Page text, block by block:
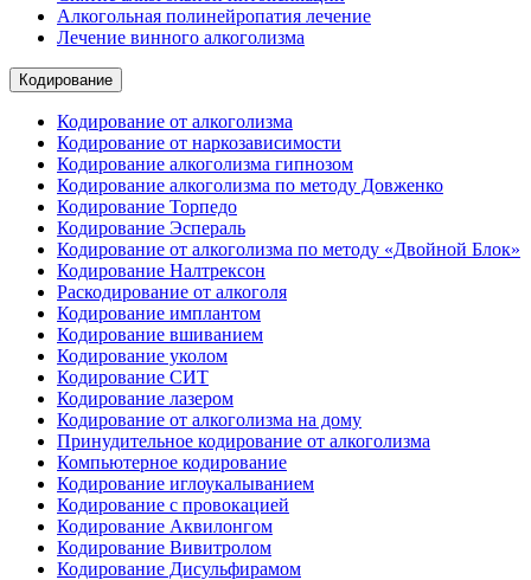
Алкогольная полинейропатия лечение
Лечение винного алкоголизма
Кодирование
Кодирование от алкоголизма
Кодирование от наркозависимости
Кодирование алкоголизма гипнозом
Кодирование алкоголизма по методу Довженко
Кодирование Торпедо
Кодирование Эспераль
Кодирование от алкоголизма по методу «Двойной Блок»
Кодирование Налтрексон
Раскодирование от алкоголя
Кодирование имплантом
Кодирование вшиванием
Кодирование уколом
Кодирование СИТ
Кодирование лазером
Кодирование от алкоголизма на дому
Принудительное кодирование от алкоголизма
Компьютерное кодирование
Кодирование иглоукалыванием
Кодирование с провокацией
Кодирование Аквилонгом
Кодирование Вивитролом
Кодирование Дисульфирамом